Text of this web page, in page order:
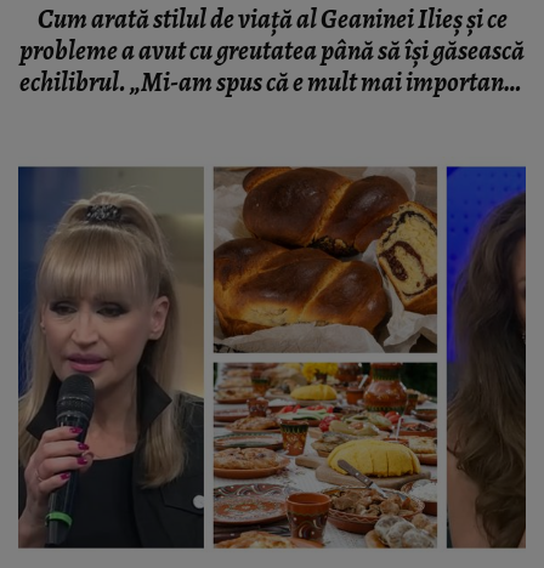
Cum arată stilul de viață al Geaninei Ilieș și ce
probleme a avut cu greutatea până să își găsească
echilibrul. „Mi-am spus că e mult mai importantă